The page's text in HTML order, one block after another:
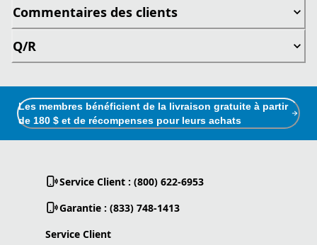
Commentaires des clients
Q/R
Les membres bénéficient de la livraison gratuite à partir
de 180 $ et de récompenses pour leurs achats
Service Client : (800) 622-6953
Garantie : (833) 748-1413
Service Client